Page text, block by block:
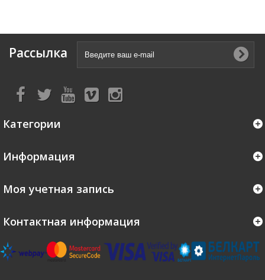
Рассылка
Категории
Информация
Моя учетная запись
Контактная информация